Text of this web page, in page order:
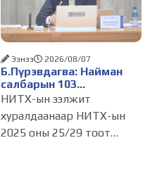
Сүхбаатар дүүргийн 14,
Чингэлтэйн 14, 18 дугаар
Б.Пүрэвдагва: Найман
салбарын 103
үйлчилгээний
бүртгэлийг цуцалснаар
бизнес эрхлэхэд таатай
нөхцөл бүрдэнэ
Ээнээ 2026/08/07
НИТХ-ын ээлжит
хуралдаанаар НИТХ-ын
2025 оны 25/29 тоот